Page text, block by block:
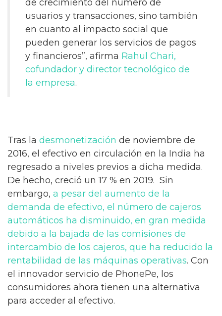
de crecimiento del número de
usuarios y transacciones, sino también
en cuanto al impacto social que
pueden generar los servicios de pagos
y financieros”, afirma Rahul Chari,
cofundador y director tecnológico de
la empresa.
Tras la desmonetización de noviembre de
2016, el efectivo en circulación en la India ha
regresado a niveles previos a dicha medida.
De hecho, creció un 17 % en 2019. Sin
embargo, a pesar del aumento de la
demanda de efectivo, el número de cajeros
automáticos ha disminuido, en gran medida
debido a la bajada de las comisiones de
intercambio de los cajeros, que ha reducido la
rentabilidad de las máquinas operativas. Con
el innovador servicio de PhonePe, los
consumidores ahora tienen una alternativa
para acceder al efectivo.